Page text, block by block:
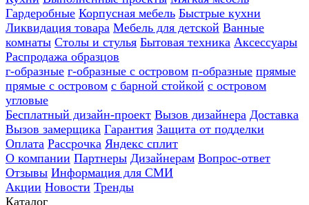
Гардеробные Корпусная мебель Быстрые кухни
Ликвидация товара Мебель для детской Ванные
комнаты Столы и стулья Бытовая техника Аксессуары
Распродажа образцов
г-образные г-образные с островом п-образные прямые
прямые с островом с барной стойкой с островом
угловые
Бесплатный дизайн-проект Вызов дизайнера Доставка
Вызов замерщика Гарантия Защита от подделки
Оплата Рассрочка Яндекс сплит
О компании Партнеры Дизайнерам Вопрос-ответ
Отзывы Информация для СМИ
Акции Новости Тренды
Каталог